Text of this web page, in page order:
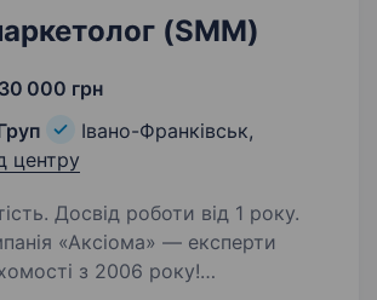
(SMM)
000 грн
Івано-Франківськ,
центру
Досвід роботи від 1 року.
«Аксіома» — експерти
з 2006 року!